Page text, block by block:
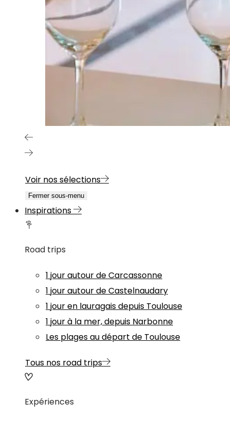
Voir nos sélections
Fermer sous-menu
Inspirations
Road trips
1 jour autour de Carcassonne
1 jour autour de Castelnaudary
1 jour en lauragais depuis Toulouse
1 jour à la mer, depuis Narbonne
Les plages au départ de Toulouse
Tous nos road trips
Expériences